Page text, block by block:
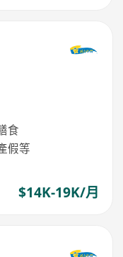
食
假等
$14K-19K/月